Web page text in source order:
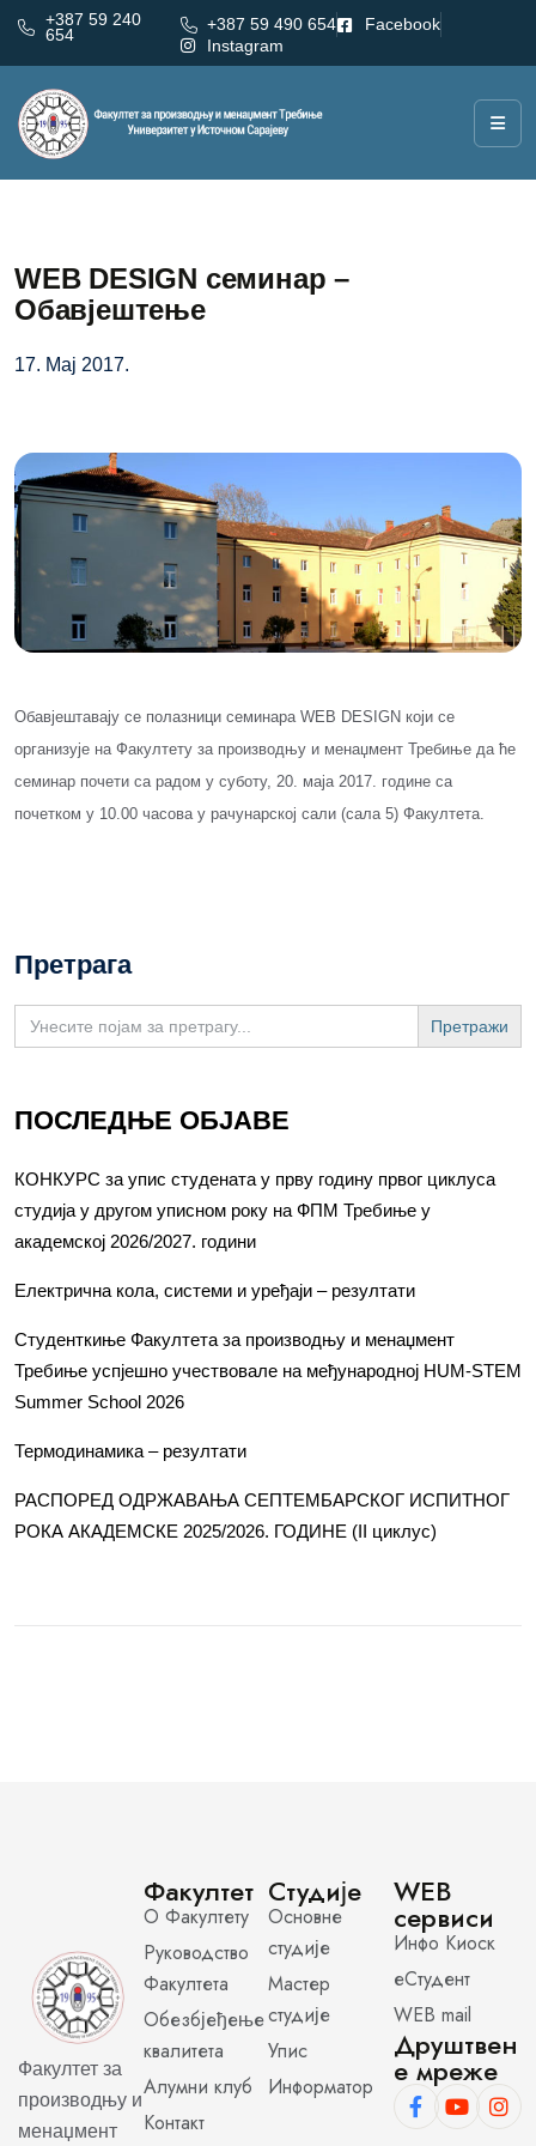
+387 59 240
654
+387 59 490 654
Facebook
Instagram
WEB DESIGN семинар –
Обавјештење
17. Мај 2017.
Обавјештавају се полазници семинара WEB DESIGN који се
организује на Факултету за производњу и менаџмент Требиње да ће
семинар почети са радом у суботу, 20. маја 2017. године са
почетком у 10.00 часова у рачунарској сали (сала 5) Факултета.
Претрага
Search
for:
ПОСЛЕДЊЕ ОБЈАВЕ
КОНКУРС за упис студената у прву годину првог циклуса
студија у другом уписном року на ФПМ Требиње у
академској 2026/2027. години
Електрична кола, системи и уређаји – резултати
Студенткиње Факултета за производњу и менаџмент
Требиње успјешно учествовале на међународној HUM-STEM
Summer School 2026
Термодинамика – резултати
РАСПОРЕД ОДРЖАВАЊА СЕПТЕМБАРСКОГ ИСПИТНОГ
РОКА АКАДЕМСКЕ 2025/2026. ГОДИНЕ (II циклус)
Факултет за
производњу и
менаџмент
Факултет
О Факултету
Руководство
Факултета
Обезбјеђење
квалитета
Алумни клуб
Контакт
Студије
Основне
студије
Мастер
студије
Упис
Информатор
WEB
сервиси
Инфо Киоск
еСтудент
WEB mail
Друштвен
е мреже